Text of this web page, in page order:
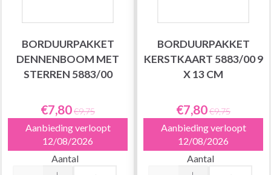
BORDUURPAKKET
DENNENBOOM MET
STERREN 5883/00
€7,80€9,75
Aanbieding verloopt
12/08/2026
Aantal
BORDUURPAKKET
KERSTKAART 5883/00 9
X 13 CM
€7,80€9,75
Aanbieding verloopt
12/08/2026
Aantal